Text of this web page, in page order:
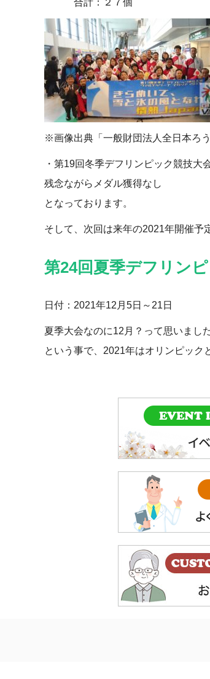
合計：２７個
※画像出典「一般財団法人全日本ろ
・第19回冬季デフリンピック競技
残念ながらメダル獲得なし
となっております。
そして、次回は来年の2021年開催予
第24回夏季デフリン
日付：2021年12月5日～21日
夏季大会なのに12月？って思いまし
という事で、2021年はオリンピック